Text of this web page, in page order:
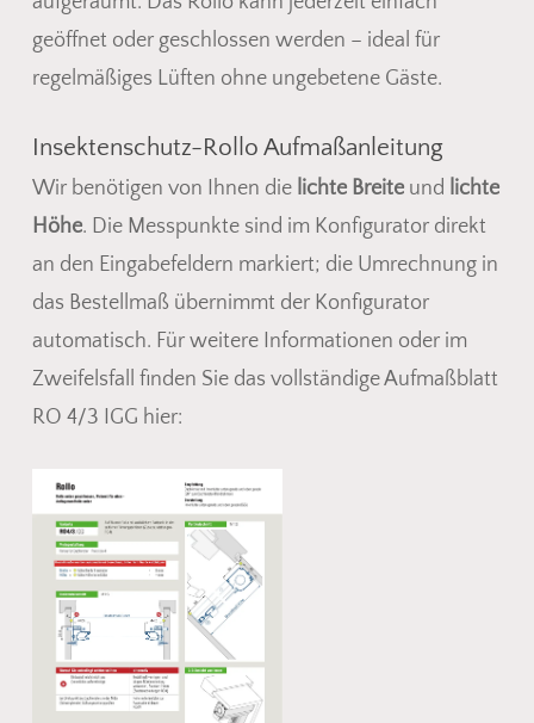
geöffnet oder geschlossen werden – ideal für
regelmäßiges Lüften ohne ungebetene Gäste.
Insektenschutz-Rollo Aufmaßanleitung
Wir benötigen von Ihnen die lichte Breiteund lichte
Höhe. Die Messpunkte sind im Konfigurator direkt
an den Eingabefeldern markiert; die Umrechnung in
das Bestellmaß übernimmt der Konfigurator
automatisch. Für weitere Informationen oder im
Zweifelsfall finden Sie das vollständige Aufmaßblatt
RO 4/3 IGG hier: